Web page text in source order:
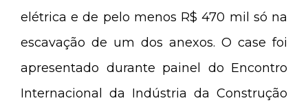
elétrica e de pelo menos R$ 470 mil só na
escavação de um dos anexos. O case foi
apresentado durante painel do Encontro
Internacional da Indústria da Construção